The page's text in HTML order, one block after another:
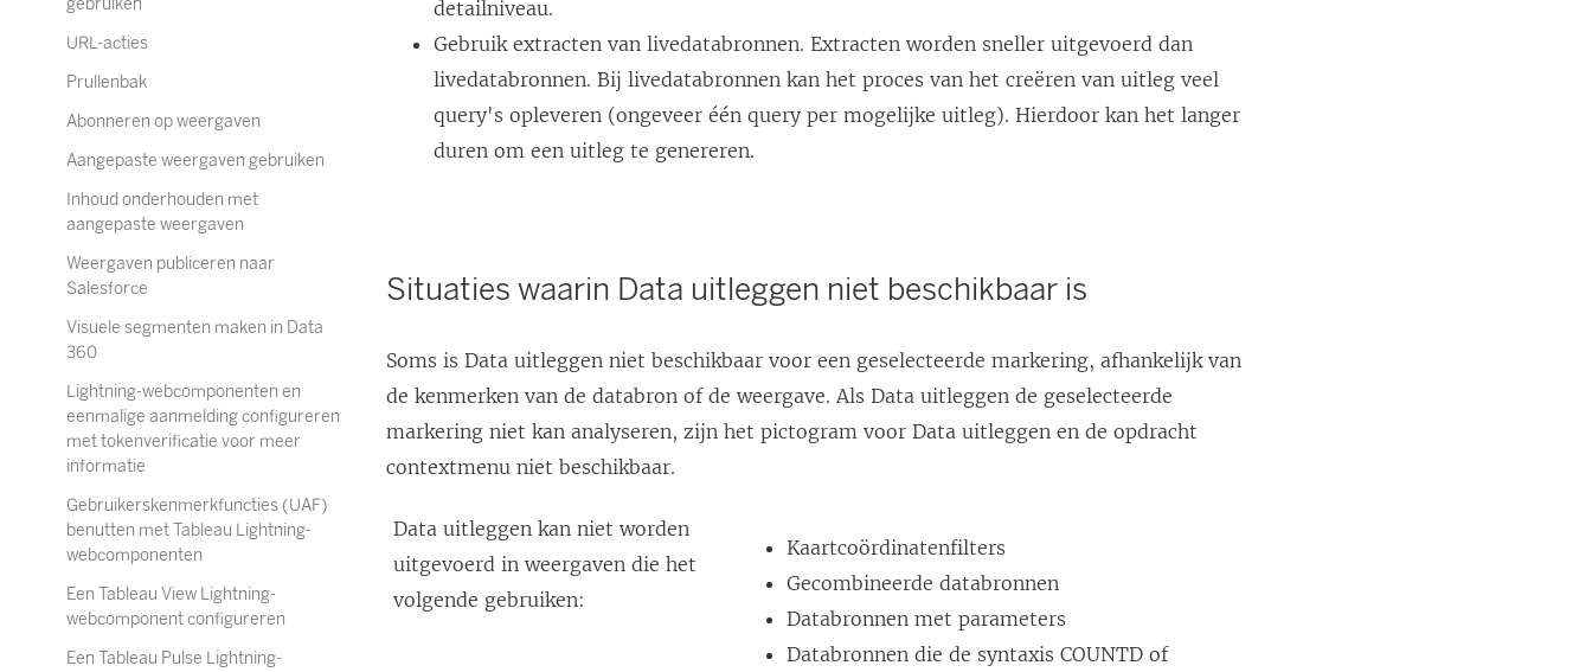
gebruiken
URL-acties
Prullenbak
Abonneren op weergaven
Aangepaste weergaven gebruiken
Inhoud onderhouden met
aangepaste weergaven
Weergaven publiceren naar
Salesforce
Visuele segmenten maken in Data
360
Lightning-webcomponenten en
eenmalige aanmelding configureren
met tokenverificatie voor meer
informatie
Gebruikerskenmerkfuncties (UAF)
benutten met Tableau Lightning-
webcomponenten
Een Tableau View Lightning-
webcomponent configureren
Een Tableau Pulse Lightning-
detailniveau.
Gebruik extracten van livedatabronnen. Extracten worden sneller uitgevoerd dan
livedatabronnen. Bij livedatabronnen kan het proces van het creëren van uitleg veel
query's opleveren (ongeveer één query per mogelijke uitleg). Hierdoor kan het langer
duren om een uitleg te genereren.
Situaties waarin Data uitleggen niet beschikbaar is
Soms is Data uitleggen niet beschikbaar voor een geselecteerde markering, afhankelijk van
de kenmerken van de databron of de weergave. Als Data uitleggen de geselecteerde
markering niet kan analyseren, zijn het pictogram voor Data uitleggen en de opdracht
contextmenu niet beschikbaar.
Data uitleggen kan niet worden
uitgevoerd in weergaven die het
volgende gebruiken:
Kaartcoördinatenfilters
Gecombineerde databronnen
Databronnen met parameters
Databronnen die de syntaxis COUNTD of